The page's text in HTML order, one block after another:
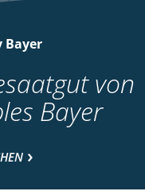
Bayer
von
Bayer